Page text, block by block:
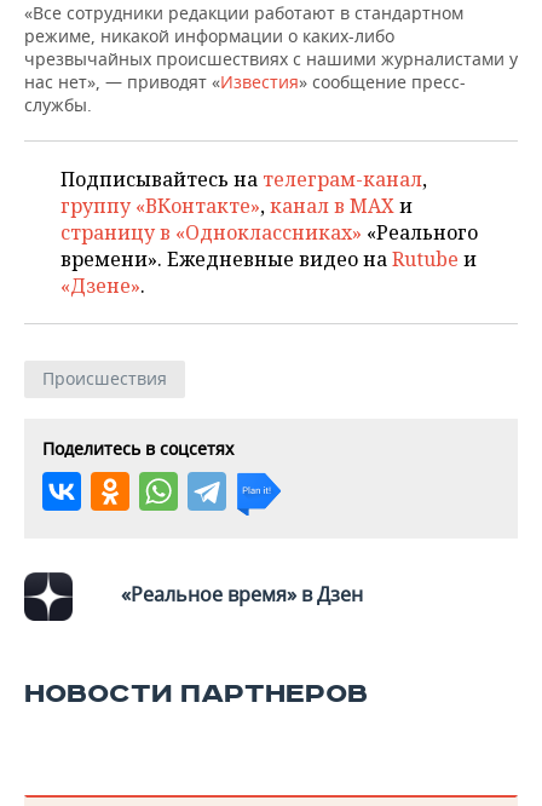
ONLINE-КОНФЕРЕНЦИИ
ОТКРЫТАЯ ЛЕКЦИЯ
ХОККЕЙ
БАСКЕТБОЛ
КИБЕРСПОРТ
ФИГУРНОЕ КАТАНИЕ
ВОДНЫЕ ВИДЫ СПОРТА
ХОККЕЙ С МЯЧОМ
ВЛАСТЬ
ИНФРАСТРУКТУРА
КУЛЬТУРА
МЕДИЦИНА
ОБРАЗОВАНИЕ
ПРОИСШЕСТВИЯ
СЮЖЕТЫ
СПРАВОЧНИК
СПИСОК КОМПАНИЙ
«Все сотрудники редакции работают в стандартном
режиме, никакой информации о каких-либо
чрезвычайных происшествиях с нашими журналистами у
нас нет», — приводят «Известия» сообщение пресс-
службы.
Подписывайтесь на телеграм-канал,
группу «ВКонтакте»,канал в MAXи
страницу в «Одноклассниках» «Реального
времени». Ежедневные видео наRutube и
«Дзене».
Происшествия
Поделитесь в соцсетях
«Реальное время» в Дзен
НОВОСТИ ПАРТНЕРОВ